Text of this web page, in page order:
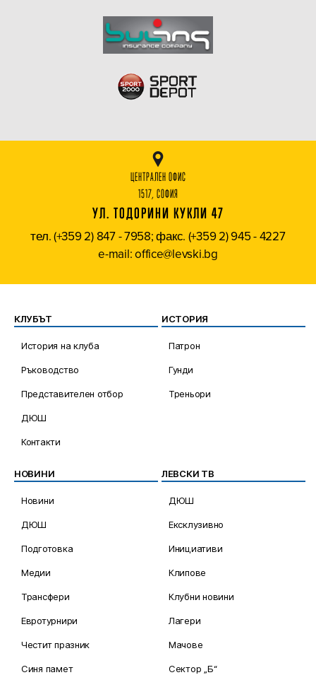
ЦЕНТРАЛЕН ОФИС
1517, СОФИЯ
УЛ. ТОДОРИНИ КУКЛИ 47
тел. (+359 2) 847 - 7958; факс. (+359 2) 945 - 4227
e-mail: office@levski.bg
КЛУБЪТ
История на клуба
Ръководство
Представителен отбор
ДЮШ
Контакти
ИСТОРИЯ
Патрон
Гунди
Треньори
НОВИНИ
Новини
ДЮШ
Подготовка
Медии
Трансфери
Евротурнири
Честит празник
Синя памет
ЛЕВСКИ ТВ
ДЮШ
Ексклузивно
Инициативи
Клипове
Клубни новини
Лагери
Мачове
Сектор „Б“